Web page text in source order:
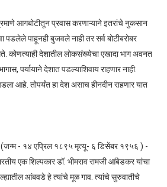
आगबोटीतून प्रवास करणाऱ्याने इतरांचे नुकसान
पडलेले पाहूनही बुजवले नाही तर सर्व बोटीबरोबर
कोणत्याही देशातील लोकसंख्येचा एखादा भाग अवनत
पर्यायाने देशात पडल्याशिवाय राहणार नाही.
आहे. तोपर्यंत हा देश असाच हीनदीन राहणार यात
(जन्म - १४ एप्रिल १८९५ मृत्यू- ६ डिसेंबर १९५६ ) -
एक शिल्पकार डॉ. भीमराव रामजी आंबेडकर यांचा
आंबवडे हे त्यांचे मूळ गाव. त्यांचे सुरुवातीचे